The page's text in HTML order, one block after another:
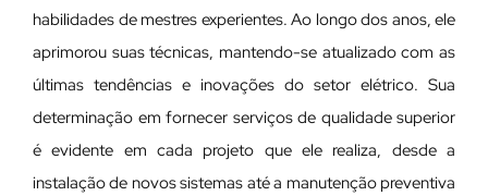
habilidades de mestres experientes. Ao longo dos anos, ele
aprimorou suas técnicas, mantendo-se atualizado com as
últimas tendências e inovações do setor elétrico. Sua
determinação em fornecer serviços de qualidade superior
é evidente em cada projeto que ele realiza, desde a
instalação de novos sistemas até a manutenção preventiva